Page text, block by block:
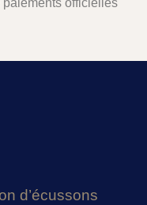
officielles
d’écussons